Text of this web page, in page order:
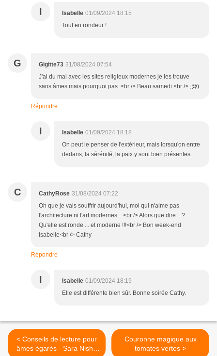
I Isabelle 01/09/2024 18:15
Tout en rondeur !
G Gigitte73 31/08/2024 07:54
J'ai du mal avec les sites religieux modernes je les trouve
sans âmes mais pourquoi pas. <br /> Beau samedi.<br /> ;@)
Répondre
I Isabelle 01/09/2024 18:18
On peut le penser de l'extérieur, mais lorsqu'on entre
dedans, la sérénité, la paix y sont bien présentes.
C CathyRose 31/08/2024 07:22
Oh que je vais souffrir aujourd'hui, moi qui n'aime pas
l'architecture ni l'art modernes ...<br /> Alors que dire ...?
Qu'elle est ronde ... et moderne !!!<br /> Bon week-end
Isabelle<br /> Cathy
Répondre
I Isabelle 01/09/2024 18:19
Elle est différente bien sûr. Bonne soirée Cathy.
< Conseils de lecture pour
âmes égarés - Sara Nisha
Couronne magique aux
tomates vertes >